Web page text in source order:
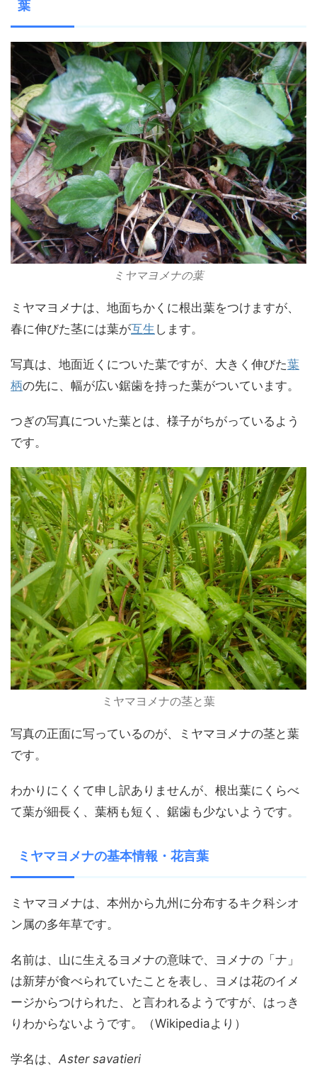
葉
ミヤマヨメナの葉
ミヤマヨメナは、地面ちかくに根出葉をつけますが、
春に伸びた茎には葉が互生 します。
写真は、地面近くについた葉ですが、大きく伸びた葉
柄の先に、幅が広い鋸歯を持った葉がついています。
つぎの写真についた葉とは、様子がちがっているよう
です。
ミヤマヨメナの茎と葉
写真の正面に写っているのが、ミヤマヨメナの茎と葉
です。
わかりにくくて申し訳ありませんが、根出葉にくらべ
て葉が細長く、葉柄も短く、鋸歯も少ないようです。
ミヤマヨメナの基本情報・花言葉
ミヤマヨメナは、本州から九州に分布するキク科シオ
ン属の多年草です。
名前は、山に生えるヨメナの意味で、ヨメナの「ナ」
は新芽が食べられていたことを表し、ヨメは花のイメ
ージからつけられた、と言われるようですが、はっき
りわからないようです。（Wikipediaより）
学名は、 Aster savatieri